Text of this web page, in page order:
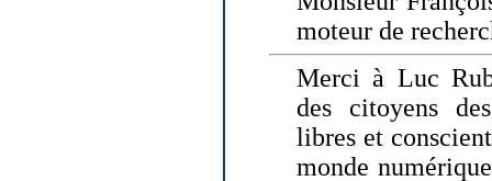
moteur de
Merci à Luc
des citoyens
libres et
monde